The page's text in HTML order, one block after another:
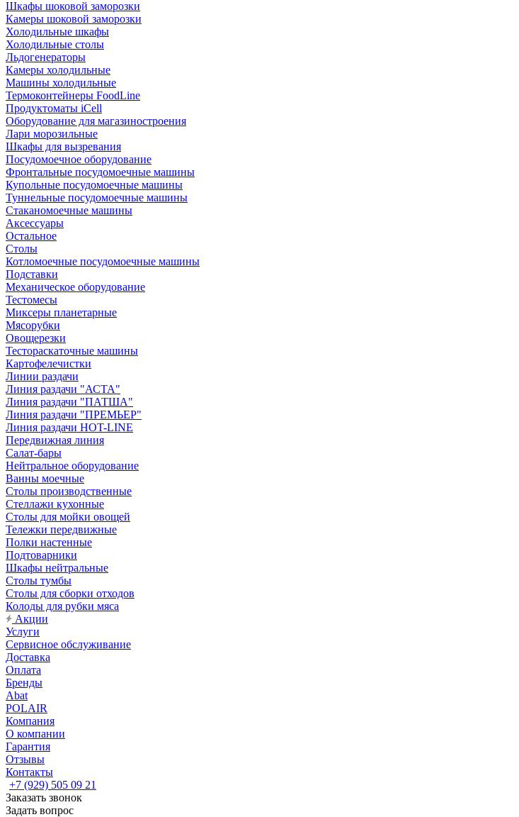
Шкафы шоковой заморозки
Камеры шоковой заморозки
Холодильные шкафы
Холодильные столы
Льдогенераторы
Камеры холодильные
Машины холодильные
Термоконтейнеры FoodLine
Продуктоматы iCell
Оборудование для магазиностроения
Лари морозильные
Шкафы для вызревания
Посудомоечное оборудование
Фронтальные посудомоечные машины
Купольные посудомоечные машины
Туннельные посудомоечные машины
Стаканомоечные машины
Аксессуары
Остальное
Столы
Котломоечные посудомоечные машины
Подставки
Механическое оборудование
Тестомесы
Миксеры планетарные
Мясорубки
Овощерезки
Тестораскаточные машины
Картофелечистки
Линии раздачи
Линия раздачи "АСТА"
Линия раздачи "ПАТША"
Линия раздачи "ПРЕМЬЕР"
Линия раздачи HOT-LINE
Передвижная линия
Салат-бары
Нейтральное оборудование
Ванны моечные
Столы производственные
Стеллажи кухонные
Столы для мойки овощей
Тележки передвижные
Полки настенные
Подтоварники
Шкафы нейтральные
Столы тумбы
Столы для сборки отходов
Колоды для рубки мяса
Акции
Услуги
Сервисное обслуживание
Доставка
Оплата
Бренды
Abat
POLAIR
Компания
О компании
Гарантия
Отзывы
Контакты
+7 (929) 505 09 21
Заказать звонок
Задать вопрос